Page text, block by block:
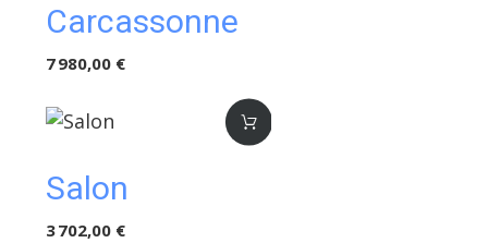
Carcassonne
7 980,00 €
Salon
3 702,00 €